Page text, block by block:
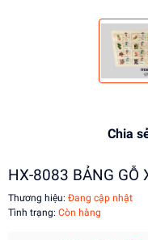
Chia
HX-8083 BẢNG GỖ
Thương hiệu: Đang cập nhật
Tình trạng: Còn hàng